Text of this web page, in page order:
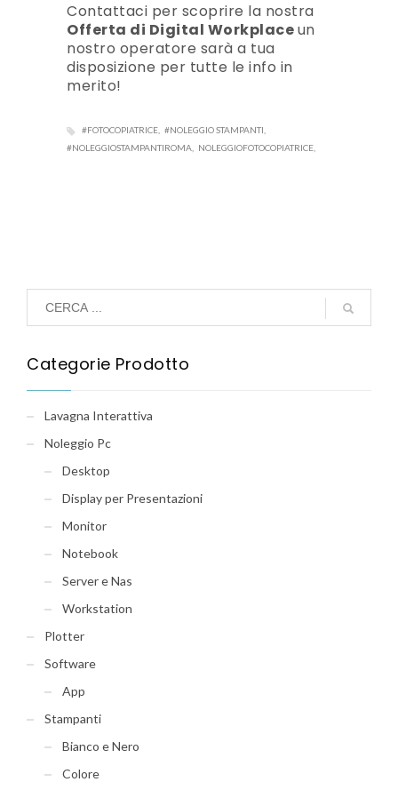
Contattaci per scoprire la nostra
Offerta di Digital Workplaceun
nostro operatore sarà a tua
disposizione per tutte le info in
merito!
#FOTOCOPIATRICE #NOLEGGIO STAMPANTI
#NOLEGGIOSTAMPANTIROMA
NOLEGGIOFOTOCOPIATRICE
Categorie Prodotto
Lavagna Interattiva
Noleggio Pc
Desktop
Display per Presentazioni
Monitor
Notebook
Server e Nas
Workstation
Plotter
Software
App
Stampanti
Bianco e Nero
Colore